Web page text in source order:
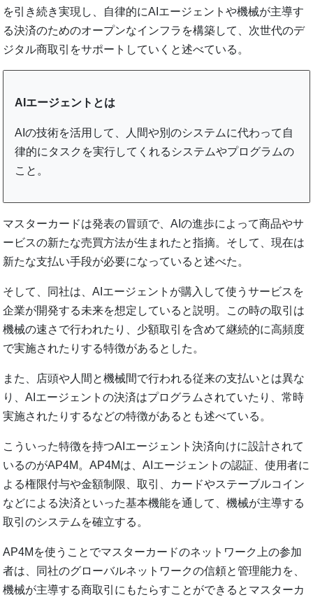
を引き続き実現し、自律的にAIエージェントや機械が主導す
る決済のためのオープンなインフラを構築して、次世代のデ
ジタル商取引をサポートしていくと述べている。
AIエージェントとは
AIの技術を活用して、人間や別のシステムに代わって自
律的にタスクを実行してくれるシステムやプログラムの
こと。
マスターカードは発表の冒頭で、AIの進歩によって商品やサ
ービスの新たな売買方法が生まれたと指摘。そして、現在は
新たな支払い手段が必要になっていると述べた。
そして、同社は、AIエージェントが購入して使うサービスを
企業が開発する未来を想定していると説明。この時の取引は
機械の速さで行われたり、少額取引を含めて継続的に高頻度
で実施されたりする特徴があるとした。
また、店頭や人間と機械間で行われる従来の支払いとは異な
り、AIエージェントの決済はプログラムされていたり、常時
実施されたりするなどの特徴があるとも述べている。
こういった特徴を持つAIエージェント決済向けに設計されて
いるのがAP4M。AP4Mは、AIエージェントの認証、使用者に
よる権限付与や金額制限、取引、カードやステーブルコイン
などによる決済といった基本機能を通して、機械が主導する
取引のシステムを確立する。
AP4Mを使うことでマスターカードのネットワーク上の参加
者は、同社のグローバルネットワークの信頼と管理能力を、
機械が主導する商取引にもたらすことができるとマスターカ